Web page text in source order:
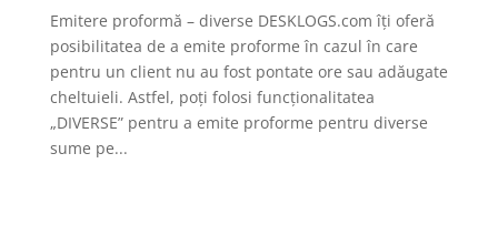
Emitere proformă – diverse DESKLOGS.com îți oferă
posibilitatea de a emite proforme în cazul în care
pentru un client nu au fost pontate ore sau adăugate
cheltuieli. Astfel, poți folosi funcționalitatea
„DIVERSE” pentru a emite proforme pentru diverse
sume pe...